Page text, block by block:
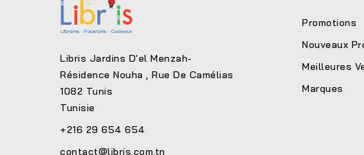
Libris Jardins D'el Menzah-
Résidence Nouha , Rue De Camélias
1082 Tunis
Tunisie
+216 29 654 654
contact@libris.com.tn
Promotions
Nouveaux
Meilleures
Marques